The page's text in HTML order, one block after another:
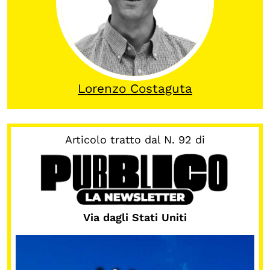
OLTRE LA SCUOLA
Attività per bambine e bambini
Programmi per le scuole
Classici del Pensiero Politico
Master e Executive Program
Lorenzo Costaguta
Articolo tratto dal N. 92 di
Via dagli Stati Uniti